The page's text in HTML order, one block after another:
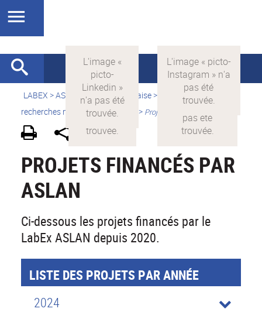
LABEX >ASLAN > Version française>
Quelles sont les
recherches menées par ASLAN ?
> Projets financés par ASLAN
PROJETS FINANCÉS PAR
ASLAN
Ci-dessous les projets financés par le
LabEx ASLAN depuis 2020.
LISTE DES PROJETS PAR ANNÉE
2024